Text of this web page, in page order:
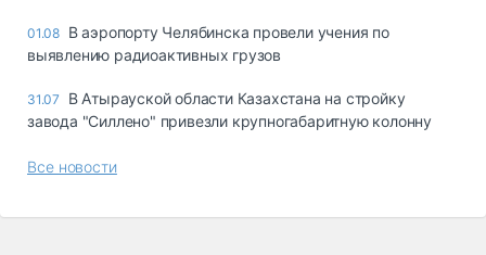
01.08 В аэропорту Челябинска провели учения по
выявлению радиоактивных грузов
31.07
В Атырауской области Казахстана на стройку
завода "Силлено" привезли крупногабаритную колонну
Все новости